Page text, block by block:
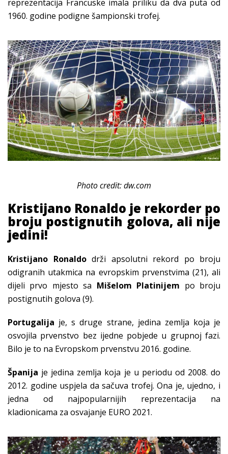
reprezentacija Francuske imala priliku da dva puta od
1960. godine podigne šampionski trofej.
Photo credit: dw.com
Kristijano Ronaldo je rekorder po
broju postignutih golova, ali nije
jedini!
Kristijano Ronaldodrži apsolutni rekord po broju
odigranih utakmica na evropskim prvenstvima (21), ali
dijeli prvo mjesto sa Mišelom Platinijem po broju
postignutih golova (9).
Portugalija je, s druge strane, jedina zemlja koja je
osvojila prvenstvo bez ijedne pobjede u grupnoj fazi.
Bilo je to na Evropskom prvenstvu 2016. godine.
Španija je jedina zemlja koja je u periodu od 2008. do
2012. godine uspjela da sačuva trofej. Ona je, ujedno, i
jedna od najpopularnijih reprezentacija na
kladionicama za osvajanje EURO 2021.